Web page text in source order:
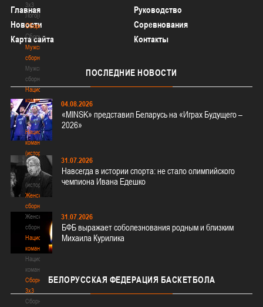
3х3
Лого[modid=121]
Сборные
Сборные
Мужские
сборные
Мужские
сборные
Национальная
команда
Национальная
команда
Национальная
команда
(история)
Национальная
команда
(история)
Женские
сборные
Женские
сборные
Национальная
команда
Национальная
команда
Сборные
3х3
Сборные
Главная
Руководство
Новости
Соревнования
Карта сайта
Контакты
ПОСЛЕДНИЕ НОВОСТИ
04.08.2026
«MINSK» представил Беларусь на «Играх Будущего –
2026»
31.07.2026
Навсегда в истории спорта: не стало олимпийского
чемпиона Ивана Едешко
31.07.2026
БФБ выражает соболезнования родным и близким
Михаила Курилика
БЕЛОРУССКАЯ ФЕДЕРАЦИЯ БАСКЕТБОЛА